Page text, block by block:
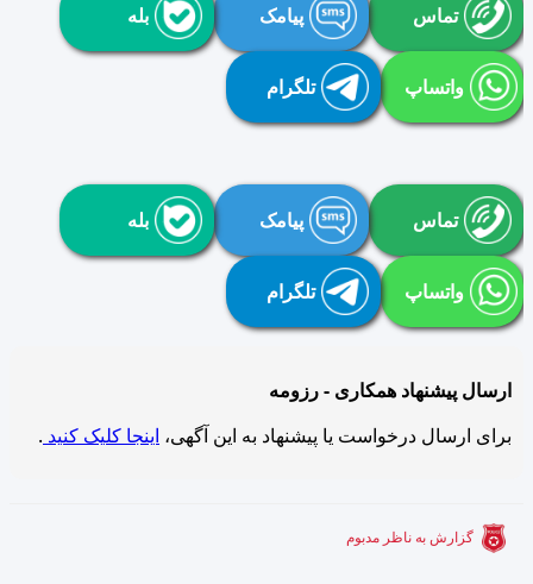
تماس پیامک بله
واتساپ تلگرام
تماس پیامک بله
واتساپ تلگرام
ارسال پیشنهاد همکاری - رزومه
برای ارسال درخواست یا پیشنهاد به این آگهی، اینجا کلیک کنید .
گزارش به ناظر مدبوم